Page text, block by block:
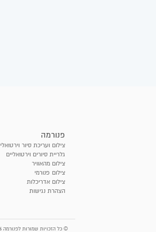
פנורמה
צילום ועריכת סיור וירטואלי
גלריית סיורים וירטואליים
צילום מהאוויר
צילום פנורמי
צילום אדריכלות
הצהרת נגישות
© כל הזכויות שמורות לפנורמה 2026.